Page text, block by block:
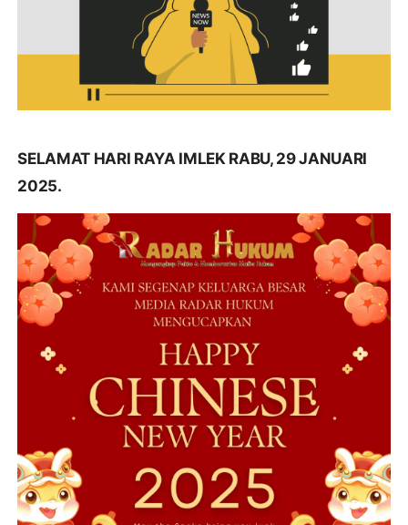
SELAMAT HARI RAYA IMLEK RABU, 29 JANUARI
2025.